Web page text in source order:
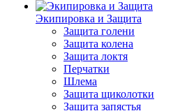
Экипировка и Защита
Защита голени
Защита колена
Защита локтя
Перчатки
Шлема
Защита щиколотки
Защита запястья